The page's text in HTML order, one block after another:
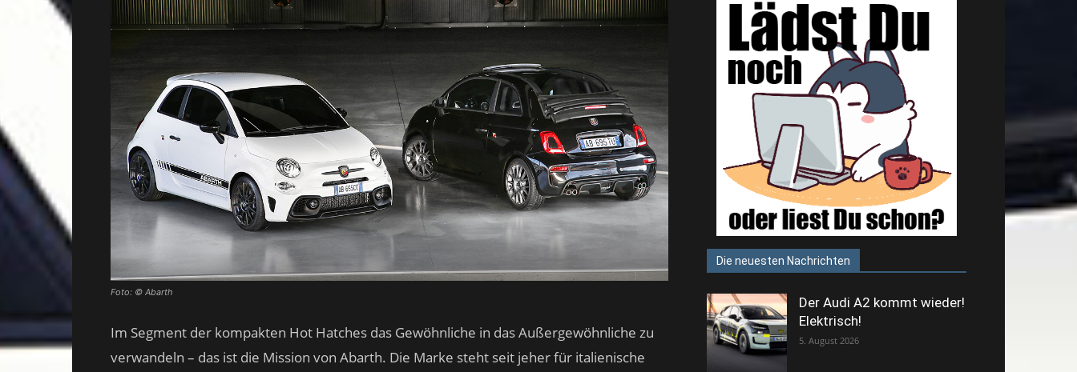
Foto: © Abarth
Im Segment der kompakten Hot Hatches das Gewöhnliche in das Außergewöhnliche zu
verwandeln – das ist die Mission von Abarth. Die Marke steht seit jeher für italienische
Die neuesten Nachrichten
Der Audi A2 kommt wieder!
Elektrisch!
5. August 2026